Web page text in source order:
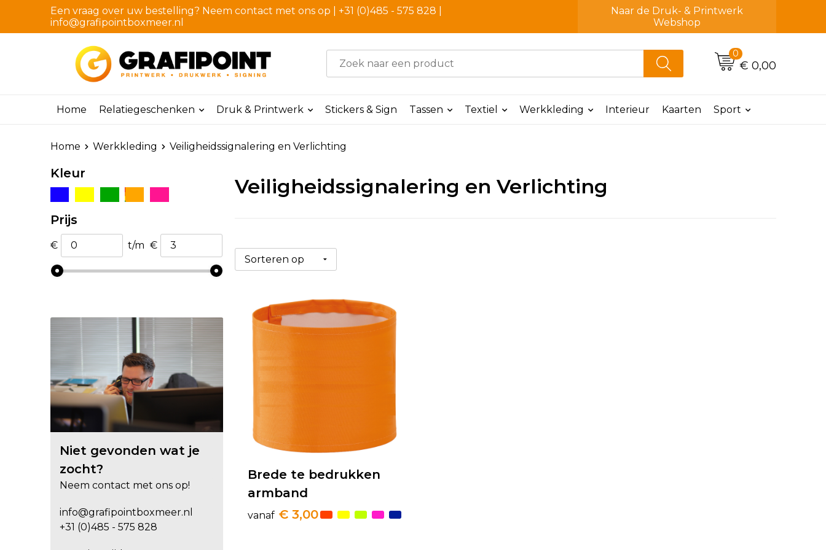
Een vraag over uw bestelling? Neem contact met ons op | +31 (0)485 - 575 828 |
info@grafipointboxmeer.nl
Naar de Druk- & Printwerk
Webshop
0
€ 0,00
Home Relatiegeschenken Druk & Printwerk Stickers & Sign Tassen Textiel Werkkleding Interieur Kaarten Sport
Home Werkkleding Veiligheidssignalering en Verlichting
Kleur
Prijs
€ t/m €
Niet gevonden wat je
zocht?
Neem contact met ons op!
info@grafipointboxmeer.nl
+31 (0)485 - 575 828
Veiligheidssignalering en Verlichting
Brede te bedrukken
armband
vanaf € 3,00